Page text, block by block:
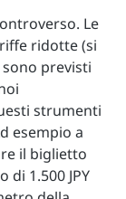
Le
ridotte (si
previsti
strumenti
esempio a
il biglietto
1.500 JPY